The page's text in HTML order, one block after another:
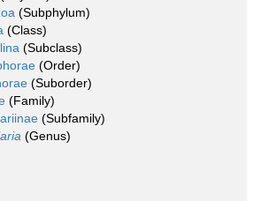
(Subphylum)
(Class)
(Subclass)
(Order)
(Suborder)
(Family)
(Subfamily)
(Genus)